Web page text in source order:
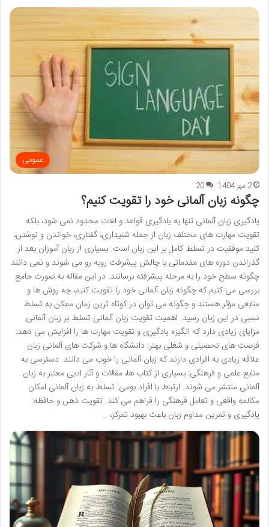
عمومی
2 مهر 1404 20
چگونه زبان آلمانی خود را تقویت کنیم؟
یادگیری زبان آلمانی تنها به یادگیری قواعد و لغات محدود نمی شود، بلکه
تقویت مهارت های مختلف زبان از جمله شنیداری، گفتاری، خواندن و نوشتن،
کلید موفقیت در تسلط کامل بر این زبان است. بسیاری از زبان آموزان بعد از
گذراندن دوره های مقدماتی با چالش پیشرفت روبه رو می شوند و نمی دانند
چگونه سطح خود را به مرحله پیشرفته برسانند. در این مقاله به صورت جامع
بررسی می کنیم که چگونه زبان آلمانی خود را تقویت کنیم، چه روش ها و
منابعی مؤثر هستند و چگونه می توان در کوتاه ترین زمان ممکن به تسلط
نسبی در این زبان رسید. اهمیت تقویت زبان آلمانی تسلط بر زبان آلمانی
مزایای زیادی دارد که انگیزه یادگیری و تقویت مهارت ها را افزایش می دهد:
فرصت های تحصیلی و شغلی بهتر: دانشگاه ها و شرکت های آلمانی زبان
علاقه زیادی به افرادی دارند که زبان آلمانی را خوب می دانند. دسترسی به
منابع علمی و فرهنگی: بسیاری از کتاب ها، مقالات و آثار ادبی معتبر به زبان
آلمانی منتشر می شوند. ارتباط با افراد بومی: تسلط به زبان آلمانی امکان
مکالمه واقعی و تعامل فرهنگی را فراهم می کند. تقویت ذهن و حافظه:
یادگیری و تمرین مداوم زبان باعث بهبود تمرکز، …